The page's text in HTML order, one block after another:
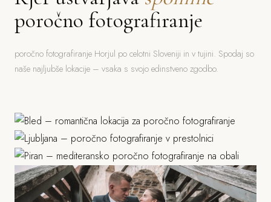
poročno fotografiranje
poročno fotografiranje Horjul po celotni Sloveniji in v tujini. Spodaj so
naše najljubše lokacije – vsaka s svojo edinstveno zgodbo.
Grad, stara mesta, parki
Piran
Morje, mediteranska arhitektura